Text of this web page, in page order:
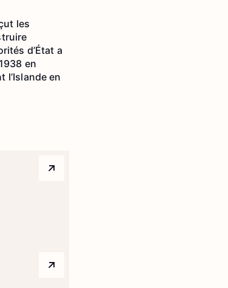
les
d’État a
en
l’Islande en
Arrow top right
Arrow top right